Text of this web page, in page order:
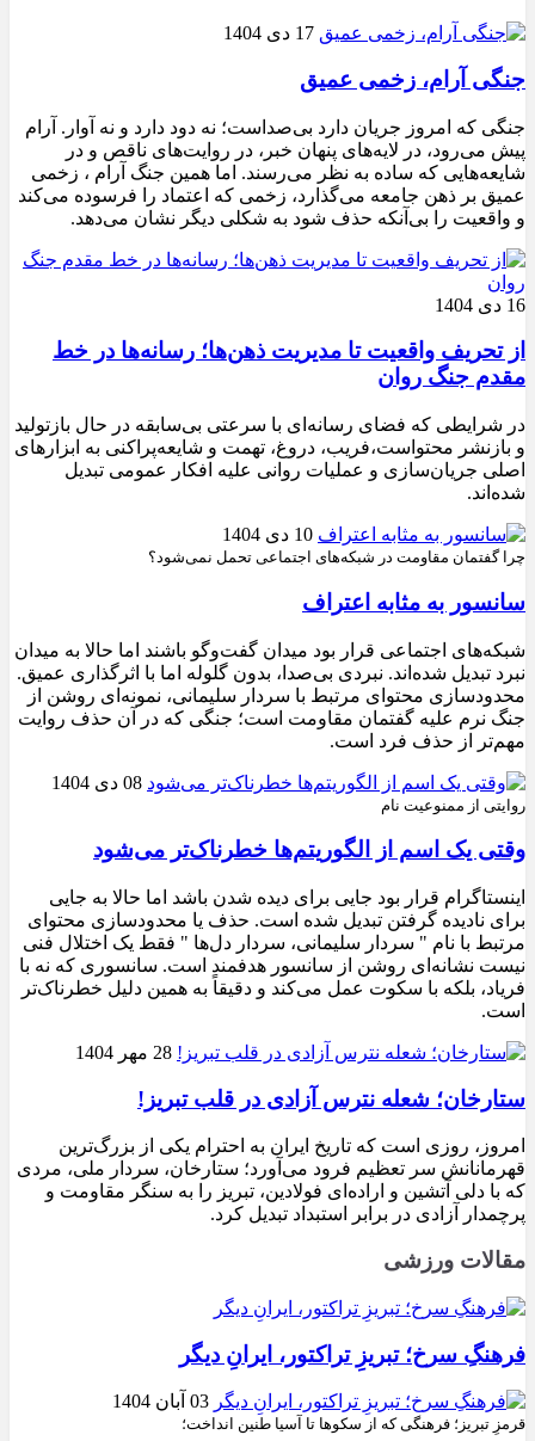
17 دی 1404
جنگی آرام، زخمی عمیق
جنگی که امروز جریان دارد بی‌صداست؛ نه دود دارد و نه آوار. آرام
پیش می‌رود، در لایه‌های پنهان خبر، در روایت‌های ناقص و در
شایعه‌هایی که ساده به نظر می‌رسند. اما همین جنگ آرام ، زخمی
عمیق بر ذهن جامعه می‌گذارد، زخمی که اعتماد را فرسوده می‌کند
و واقعیت را بی‌آنکه حذف شود به شکلی دیگر نشان می‌دهد.
16 دی 1404
از تحریف واقعیت تا مدیریت ذهن‌ها؛ رسانه‌ها در خط
مقدم جنگ روان
در شرایطی که فضای رسانه‌ای با سرعتی بی‌سابقه در حال بازتولید
و بازنشر محتواست،فریب، دروغ، تهمت و شایعه‌پراکنی به ابزارهای
اصلی جریان‌سازی و عملیات روانی علیه افکار عمومی تبدیل
شده‌اند.
10 دی 1404
چرا گفتمان مقاومت در شبکه‌های اجتماعی تحمل نمی‌شود؟
سانسور به مثابه اعتراف
شبکه‌های اجتماعی قرار بود میدان گفت‌وگو باشند اما حالا به میدان
نبرد تبدیل شده‌اند. نبردی بی‌صدا، بدون گلوله اما با اثرگذاری عمیق.
محدودسازی محتوای مرتبط با سردار سلیمانی، نمونه‌ای روشن از
جنگ نرم علیه گفتمان مقاومت است؛ جنگی که در آن حذف روایت
مهم‌تر از حذف فرد است.
08 دی 1404
روایتی از ممنوعیت نام
وقتی یک اسم از الگوریتم‌ها خطرناک‌تر می‌شود
اینستاگرام قرار بود جایی برای دیده شدن باشد اما حالا به جایی
برای نادیده گرفتن تبدیل شده است. حذف یا محدودسازی محتوای
مرتبط با نام " سردار سلیمانی، سردار دل‌ها " فقط یک اختلال فنی
نیست نشانه‌ای روشن از سانسور هدفمند است. سانسوری که نه با
فریاد، بلکه با سکوت عمل می‌کند و دقیقاً به همین دلیل خطرناک‌تر
است.
28 مهر 1404
ستارخان؛ شعله نترس آزادی در قلب تبریز!
امروز، روزی است که تاریخ ایران به احترام یکی از بزرگ‌ترین
قهرمانانش سر تعظیم فرود می‌آورد؛ ستارخان، سردار ملی، مردی
که با دلی آتشین و اراده‌ای فولادین، تبریز را به سنگر مقاومت و
پرچمدار آزادی در برابر استبداد تبدیل کرد.
مقالات ورزشی
فرهنگِ سرخ؛ تبریزِ تراکتور، ایرانِ دیگر
03 آبان 1404
قرمزِ تبریز؛ فرهنگی که از سکوها تا آسیا طنین انداخت؛